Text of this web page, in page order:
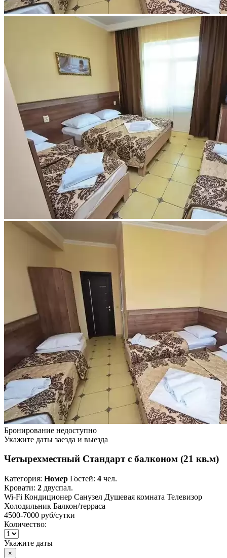
Бронирование недоступно
Укажите даты заезда и выезда
Четырехместный Стандарт с балконом (21 кв.м)
Категория: Номер Гостей: 4 чел.
Кровати: 2 двуспал.
Wi-Fi Кондиционер Санузел Душевая комната Телевизор
Холодильник Балкон/терраса
4500-7000 руб/сутки
Количество:
Укажите даты
×